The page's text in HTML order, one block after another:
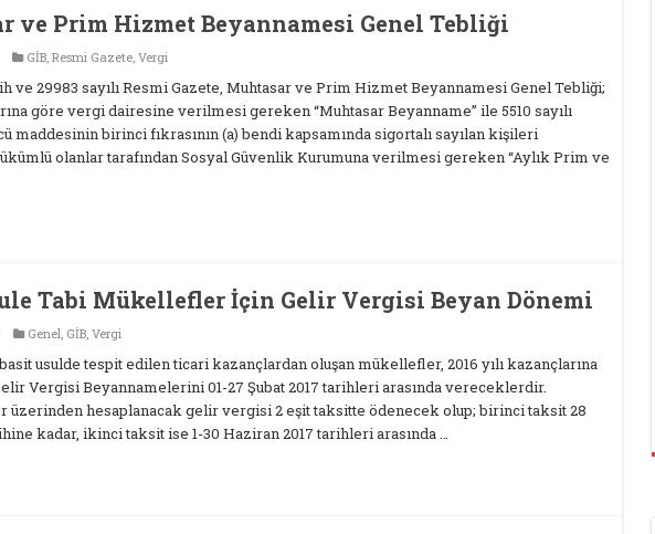
ve Prim Hizmet Beyannamesi Genel Tebliği
GİB, Resmi Gazete, Vergi
ve 29983 sayılı Resmi Gazete, Muhtasar ve Prim Hizmet Beyannamesi Genel Tebliği;
göre vergi dairesine verilmesi gereken “Muhtasar Beyanname” ile 5510 sayılı
maddesinin birinci fıkrasının (a) bendi kapsamında sigortalı sayılan kişileri
olanlar tarafından Sosyal Güvenlik Kurumuna verilmesi gereken “Aylık Prim ve
Tabi Mükellefler İçin Gelir Vergisi Beyan Dönemi
Genel, GİB, Vergi
usulde tespit edilen ticari kazançlardan oluşan mükellefler, 2016 yılı kazançlarına
Vergisi Beyannamelerini 01-27 Şubat 2017 tarihleri arasında vereceklerdir.
üzerinden hesaplanacak gelir vergisi 2 eşit taksitte ödenecek olup; birinci taksit 28
kadar, ikinci taksit ise 1-30 Haziran 2017 tarihleri arasında …